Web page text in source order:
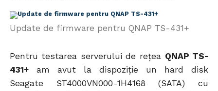
Update de firmware pentru QNAP TS-431+
Pentru testarea serverului de rețea QNAP TS-
431+am avut la dispoziție un hard disk
Seagate ST4000VN000-1H4168 (SATA) cu